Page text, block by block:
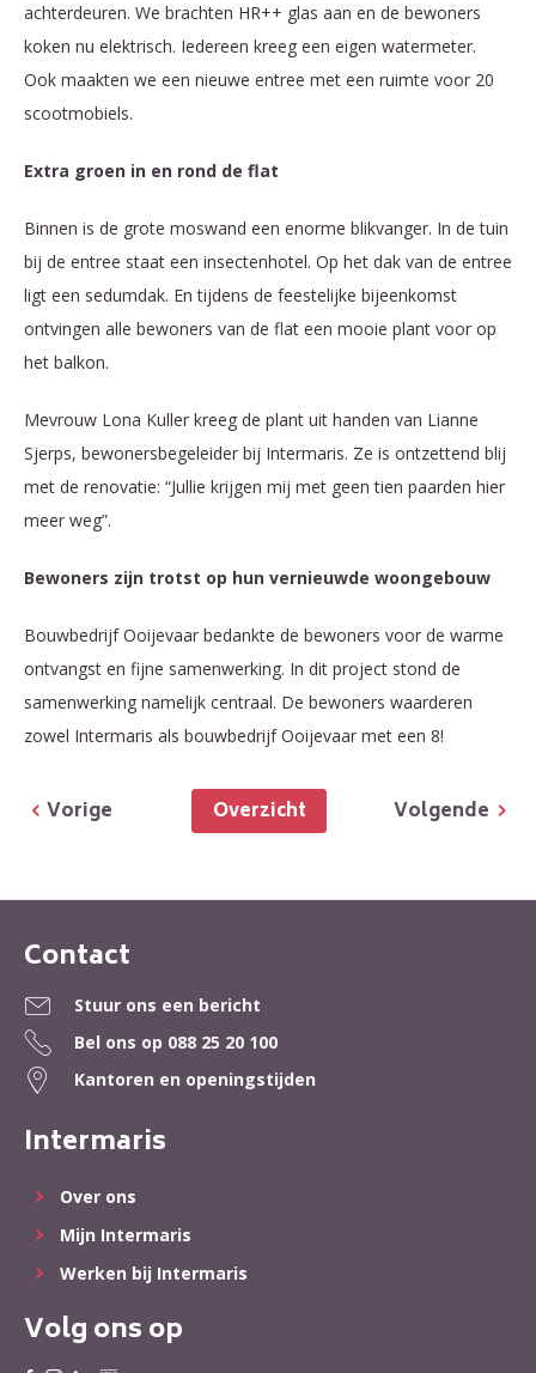
achterdeuren. We brachten HR++ glas aan en de bewoners
koken nu elektrisch. Iedereen kreeg een eigen watermeter.
Ook maakten we een nieuwe entree met een ruimte voor 20
scootmobiels.
Extra groen in en rond de flat
Binnen is de grote moswand een enorme blikvanger. In de tuin
bij de entree staat een insectenhotel. Op het dak van de entree
ligt een sedumdak. En tijdens de feestelijke bijeenkomst
ontvingen alle bewoners van de flat een mooie plant voor op
het balkon.
Mevrouw Lona Kuller kreeg de plant uit handen van Lianne
Sjerps, bewonersbegeleider bij Intermaris. Ze is ontzettend blij
met de renovatie: “Jullie krijgen mij met geen tien paarden hier
meer weg”.
Bewoners zijn trotst op hun vernieuwde woongebouw
Bouwbedrijf Ooijevaar bedankte de bewoners voor de warme
ontvangst en fijne samenwerking. In dit project stond de
samenwerking namelijk centraal. De bewoners waarderen
zowel Intermaris als bouwbedrijf Ooijevaar met een 8!
Volgende
Overzicht
Vorige
Contactinformatie
Contact
Stuur ons een bericht
Bel ons op 088 25 20 100
Kantoren en openingstijden
Intermaris
Over ons
Mijn Intermaris
Werken bij Intermaris
Volg ons op